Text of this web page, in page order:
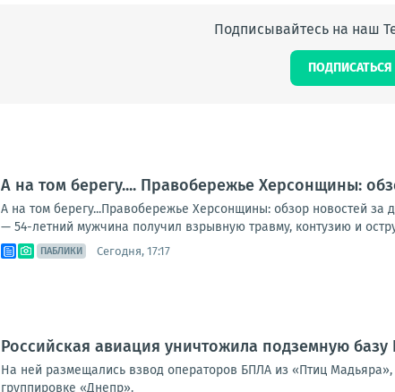
Подписывайтесь на наш
ПОДПИСАТЬСЯ
А на том берегу.... Правобережье Херсонщины:
А на том берегу...Правобережье Херсонщины: обзор новостей
— 54-летний мужчина получил взрывную травму, контузию и
ПАБЛИКИ Сегодня, 17:17
Российская авиация уничтожила подземную базу
На ней размещались взвод операторов БПЛА из «Птиц
группировке «Днепр».